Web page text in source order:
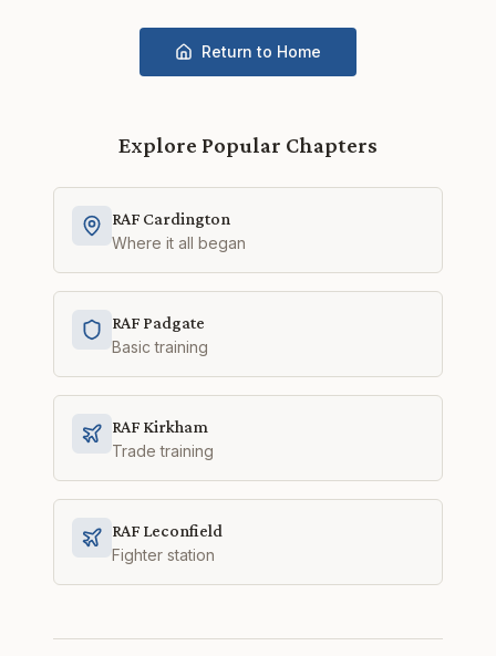
Return to Home
Explore Popular Chapters
RAF Cardington
Where it all began
RAF Padgate
Basic training
RAF Kirkham
Trade training
RAF Leconfield
Fighter station